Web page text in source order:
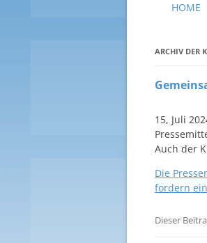
HOME
ARCHIV DER
15, Juli
Auch der
Die
fordern
Dieser